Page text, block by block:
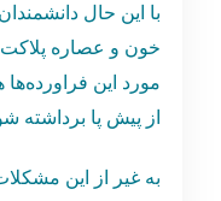
با این حال
خون و عصاره
مورد این فراورده‌ها
از پیش پا برداشته
به غیر از این